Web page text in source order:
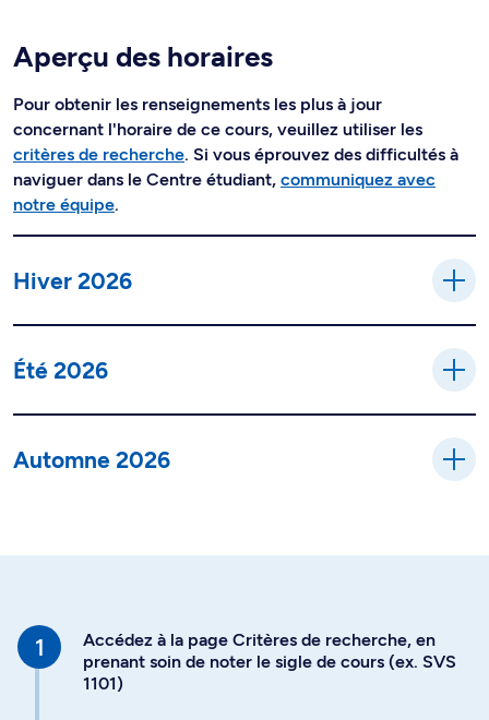
Aperçu des horaires
Pour obtenir les renseignements les plus à jour
concernant l'horaire de ce cours, veuillez utiliser les
critères de recherche. Si vous éprouvez des difficultés à
naviguer dans le Centre étudiant, communiquez avec
notre équipe.
Hiver 2026
Été 2026
Automne 2026
Accédez à la page Critères de recherche, en
prenant soin de noter le sigle de cours (ex. SVS
1101)